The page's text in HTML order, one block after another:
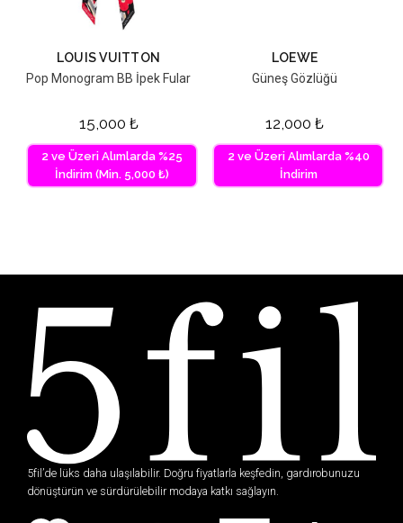
LOUIS VUITTON
Pop Monogram BB İpek Fular
15,000 ₺
2 ve Üzeri Alımlarda %25
İndirim (Min. 5,000 ₺)
LOEWE
Güneş Gözlüğü
12,000 ₺
2 ve Üzeri Alımlarda %40
İndirim
5fil’de lüks daha ulaşılabilir. Doğru fiyatlarla keşfedin, gardırobunuzu
dönüştürün ve sürdürülebilir modaya katkı sağlayın.